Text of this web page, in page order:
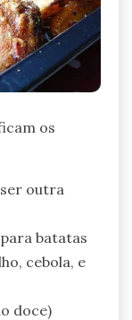
os
outra
batatas
cebola, e
doce)